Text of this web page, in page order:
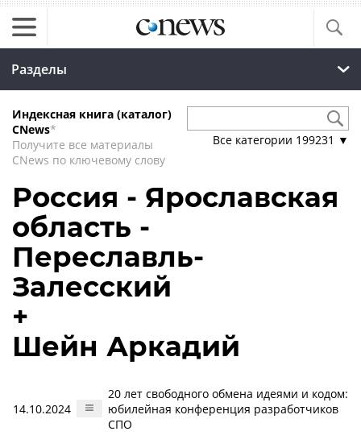
Разделы
Индексная книга (каталог)
CNews*
Получите все материалы
CNews по ключевому слову
Все категории 199231 ▼
Россия - Ярославская
область -
Переславль-
Залесский
+
Шейн Аркадий
14.10.2024
20 лет свободного обмена идеями и кодом:
юбилейная конференция разработчиков
СПО